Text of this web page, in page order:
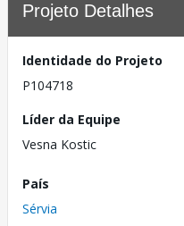
Projeto Detalhes
Identidade do Projeto
P104718
Líder da Equipe
Vesna Kostic
País
Sérvia